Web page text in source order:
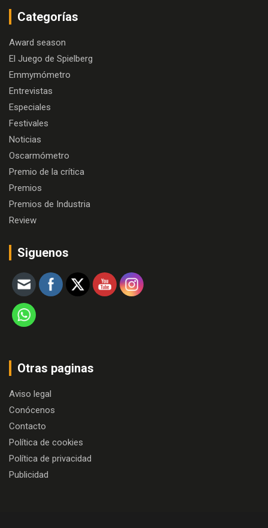
Categorías
Award season
El Juego de Spielberg
Emmymómetro
Entrevistas
Especiales
Festivales
Noticias
Oscarmómetro
Premio de la crítica
Premios
Premios de Industria
Review
Siguenos
Otras paginas
Aviso legal
Conócenos
Contacto
Política de cookies
Política de privacidad
Publicidad